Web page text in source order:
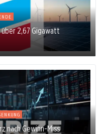
2,67 Gigawatt
nach Gewinn-Miss